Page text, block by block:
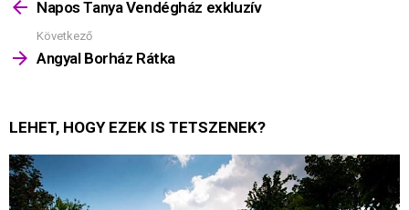
többetNapos Tanya Vendégház exkluzív
Következő
Angyal Borház Rátka
LEHET, HOGY EZEK IS TETSZENEK?